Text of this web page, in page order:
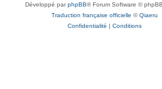
Développé parphpBB® Forum Software ©
Traduction française officielle ©Qiaeru
Confidentialité | Conditions